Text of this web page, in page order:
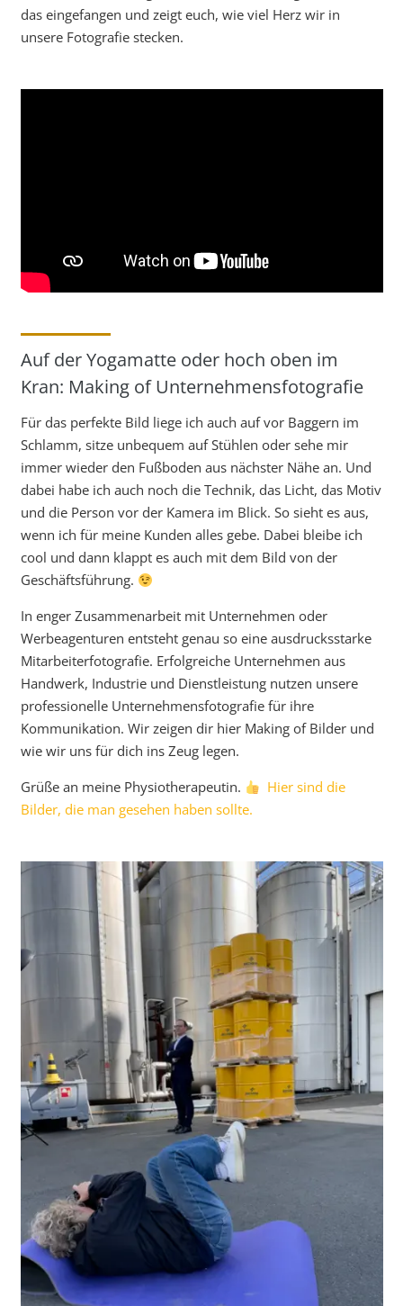
das eingefangen und zeigt euch, wie viel Herz wir in
unsere Fotografie stecken.
Auf der Yogamatte oder hoch oben im
Kran: Making of Unternehmensfotografie
Für das perfekte Bild liege ich auch auf vor Baggern im
Schlamm, sitze unbequem auf Stühlen oder sehe mir
immer wieder den Fußboden aus nächster Nähe an. Und
dabei habe ich auch noch die Technik, das Licht, das Motiv
und die Person vor der Kamera im Blick. So sieht es aus,
wenn ich für meine Kunden alles gebe. Dabei bleibe ich
cool und dann klappt es auch mit dem Bild von der
Geschäftsführung.
In enger Zusammenarbeit mit Unternehmen oder
Werbeagenturen entsteht genau so eine ausdrucksstarke
Mitarbeiterfotografie. Erfolgreiche Unternehmen aus
Handwerk, Industrie und Dienstleistung nutzen unsere
professionelle Unternehmensfotografie für ihre
Kommunikation. Wir zeigen dir hier Making of Bilder und
wie wir uns für dich ins Zeug legen.
Grüße an meine Physiotherapeutin.
Hier sind die
Bilder, die man gesehen haben sollte.